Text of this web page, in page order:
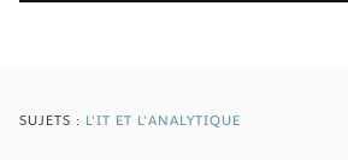
SUJETS : L'IT ET L'ANALYTIQUE